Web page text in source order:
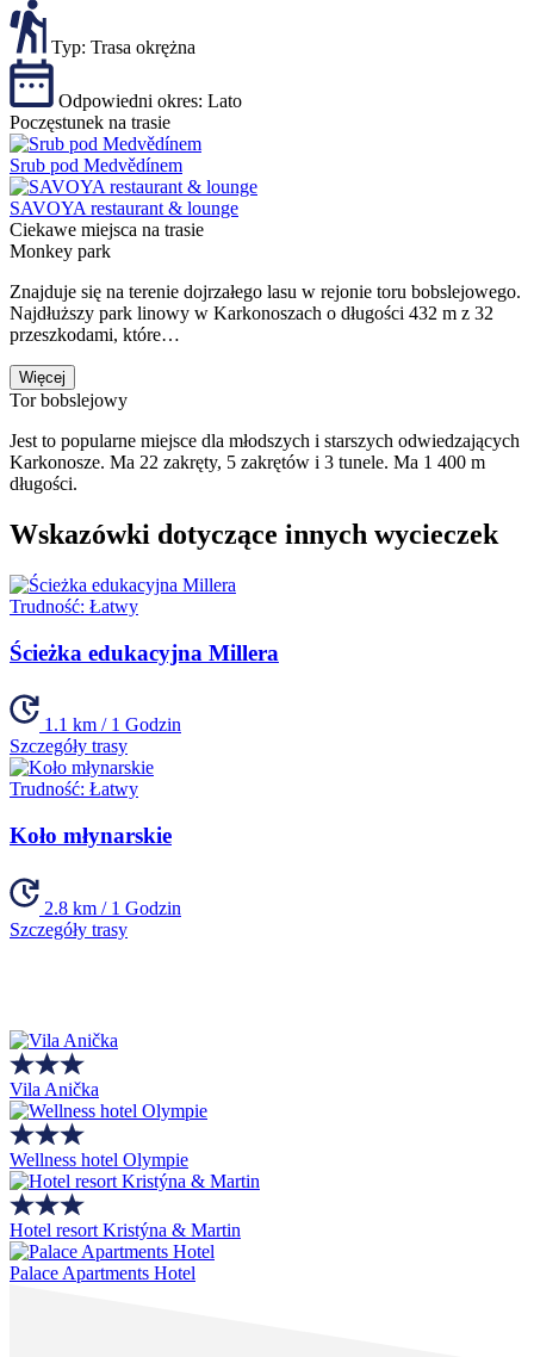
Typ: Trasa okrężna
Odpowiedni okres: Lato
Poczęstunek na trasie
Srub pod Medvědínem
SAVOYA restaurant & lounge
Ciekawe miejsca na trasie
Monkey park
Znajduje się na terenie dojrzałego lasu w rejonie toru bobslejowego.
Najdłuższy park linowy w Karkonoszach o długości 432 m z 32
przeszkodami, które…
Więcej
Tor bobslejowy
Jest to popularne miejsce dla młodszych i starszych odwiedzających
Karkonosze. Ma 22 zakręty, 5 zakrętów i 3 tunele. Ma 1 400 m
długości.
Wskazówki dotyczące innych wycieczek
Trudność: Łatwy
Ścieżka edukacyjna Millera
1.1 km / 1 Godzin
Szczegóły trasy
Trudność: Łatwy
Koło młynarskie
2.8 km / 1 Godzin
Szczegóły trasy
Vila Anička
Wellness hotel Olympie
Hotel resort Kristýna & Martin
Palace Apartments Hotel